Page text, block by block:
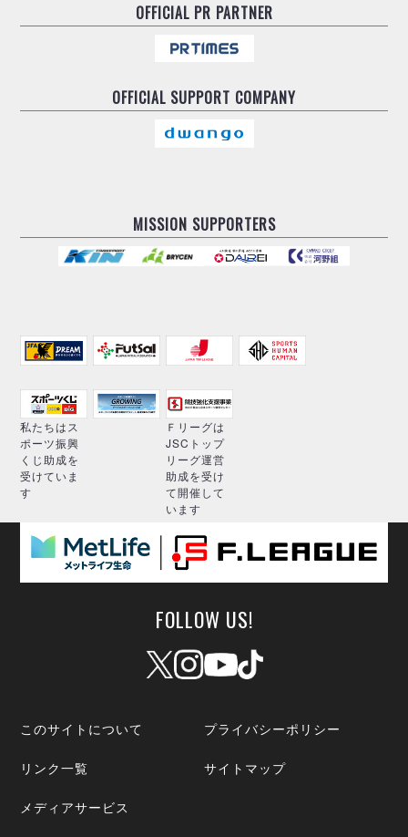
OFFICIALPR PARTNER
OFFICIAL SUPPORT COMPANY
MISSION SUPPORTERS
私たちはス
ポーツ振興
くじ助成を
受けていま
す
Ｆリーグは
JSCトップ
リーグ運営
助成を受け
て開催して
います
FOLLOW US!
このサイトについて プライバシーポリシー
リンク一覧 サイトマップ
メディアサービス